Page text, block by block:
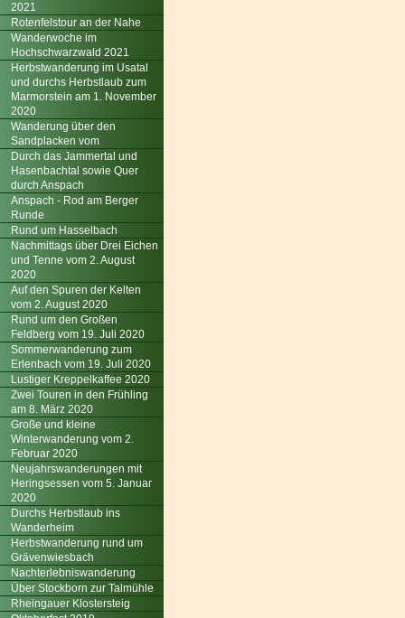
2021
Rotenfelstour an der Nahe
Wanderwoche im
Hochschwarzwald 2021
Herbstwanderung im Usatal
und durchs Herbstlaub zum
Marmorstein am 1. November
2020
Wanderung über den
Sandplacken vom
Durch das Jammertal und
Hasenbachtal sowie Quer
durch Anspach
Anspach - Rod am Berger
Runde
Rund um Hasselbach
Nachmittags über Drei Eichen
und Tenne vom 2. August
2020
Auf den Spuren der Kelten
vom 2. August 2020
Rund um den Großen
Feldberg vom 19. Juli 2020
Sommerwanderung zum
Erlenbach vom 19. Juli 2020
Lustiger Kreppelkaffee 2020
Zwei Touren in den Frühling
am 8. März 2020
Große und kleine
Winterwanderung vom 2.
Februar 2020
Neujahrswanderungen mit
Heringsessen vom 5. Januar
2020
Durchs Herbstlaub ins
Wanderheim
Herbstwanderung rund um
Grävenwiesbach
Nachterlebniswanderung
Über Stockborn zur Talmühle
Rheingauer Klostersteig